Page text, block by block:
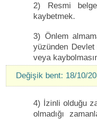
2) Resmi
kaybetmek.
3) Önlem
yüzünden
veya
Değişik bent: 18/10/
4) İzinli olduğu
olmadığı